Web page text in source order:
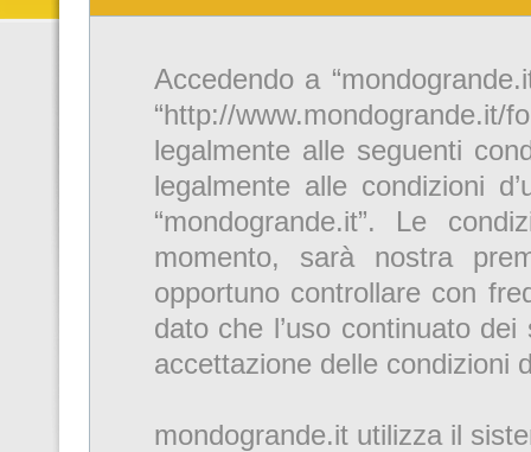
Accedendo a
“http://
legalmente alle seguenti
legalmente alle condizioni
“mondogrande.it”. Le
momento, sarà nostra
opportuno controllare con
dato che l’uso continuato
accettazione delle condizioni
mondogrande.it utilizza il